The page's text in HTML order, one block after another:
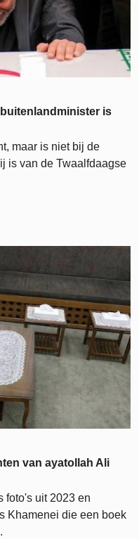
is
maar is niet bij de
is van de Twaalfdaagse
van ayatollah Ali
foto's uit 2023 en
Khamenei die een boek